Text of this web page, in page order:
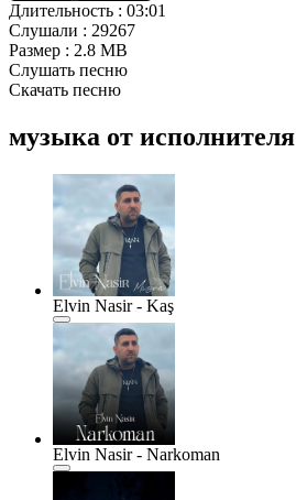
Длительность : 03:01
Слушали : 29267
Размер : 2.8 MB
Слушать песню
Скачать песню
музыка от исполнителя
Elvin Nasir - Kaş
Elvin Nasir - Narkoman